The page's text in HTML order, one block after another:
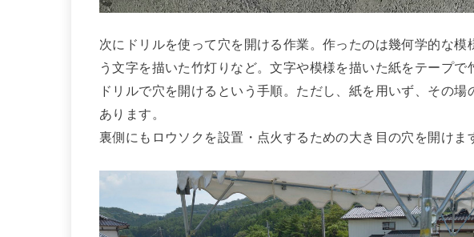
次にドリルを使って穴を開ける作業。作ったのは幾何学的な
う文字を描いた竹灯りなど。文字や模様を描いた紙をテープ
ドリルで穴を開けるという手順。ただし、紙を用いず、その
あります。
裏側にもロウソクを設置・点火するための大き目の穴を開けま